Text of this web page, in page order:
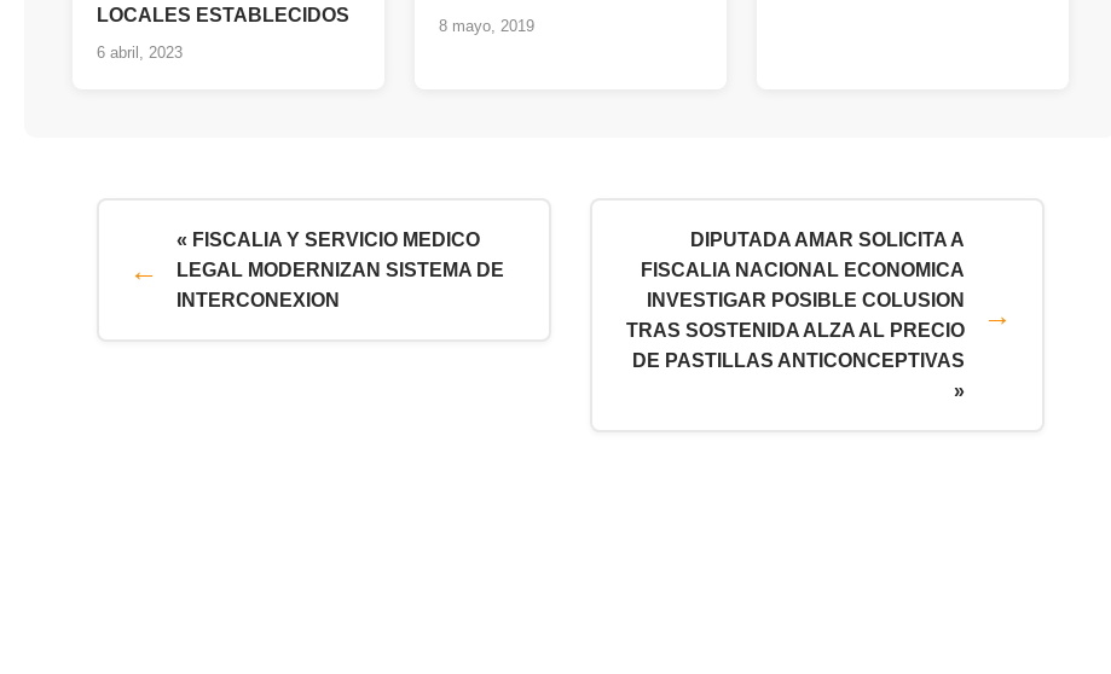
LOCALES ESTABLECIDOS
6 abril, 2023
8 mayo, 2019
« FISCALIA Y SERVICIO MEDICO
LEGAL MODERNIZAN SISTEMA DE
INTERCONEXION
DIPUTADA AMAR SOLICITA A
FISCALIA NACIONAL ECONOMICA
INVESTIGAR POSIBLE COLUSION
TRAS SOSTENIDA ALZA AL PRECIO
DE PASTILLAS ANTICONCEPTIVAS
»